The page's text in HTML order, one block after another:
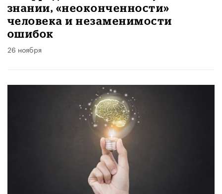
знании, «неоконченности»
человека и незаменимости
ошибок
26 ноября